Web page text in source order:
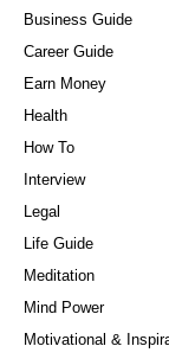
Business Guide
Career Guide
Earn Money
Health
How To
Interview
Legal
Life Guide
Meditation
Mind Power
Motivational &